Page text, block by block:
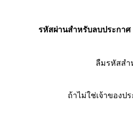
รหัสผ่านสำหรับลบประกาศ
ลืมรหัสส
ถ้าไม่ใช่เจ้าของป